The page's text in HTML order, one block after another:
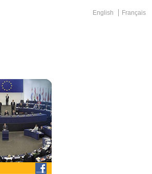
English Français